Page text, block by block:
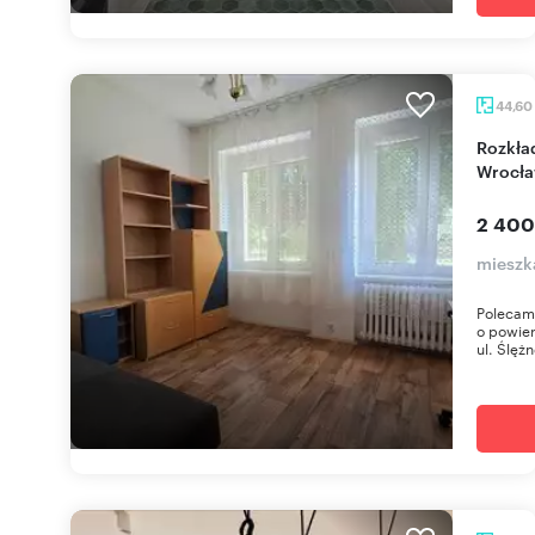
44,60
Rozkładowe 2 pokoje przy ul. Ślężnej we
2
o
ul.